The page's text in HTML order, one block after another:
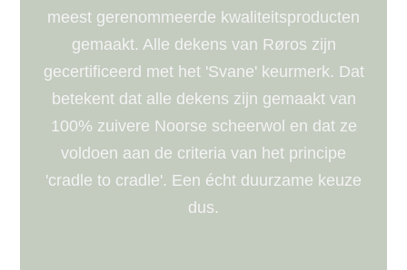
meest gerenommeerde kwaliteitsproducten
gemaakt. Alle dekens van Røros zijn
gecertificeerd met het 'Svane' keurmerk. Dat
betekent dat alle dekens zijn gemaakt van
100% zuivere Noorse scheerwol en dat ze
voldoen aan de criteria van het principe
'cradle to cradle'. Een écht duurzame keuze
dus.